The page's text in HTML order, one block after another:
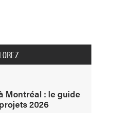
Montréal : le guide
2026